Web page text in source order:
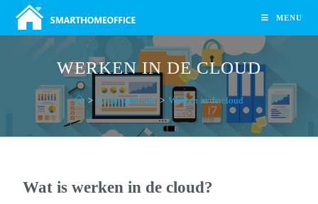
MENU
WERKEN IN DE CLOUD
> Kenniscentrum > Werken in de cloud
Wat is werken in de cloud?